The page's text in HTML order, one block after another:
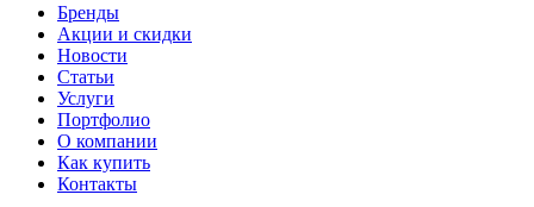
Бренды
Акции и скидки
Новости
Статьи
Услуги
Портфолио
О компании
Как купить
Контакты